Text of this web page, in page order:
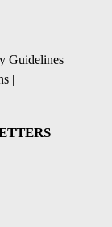
Guidelines |
|